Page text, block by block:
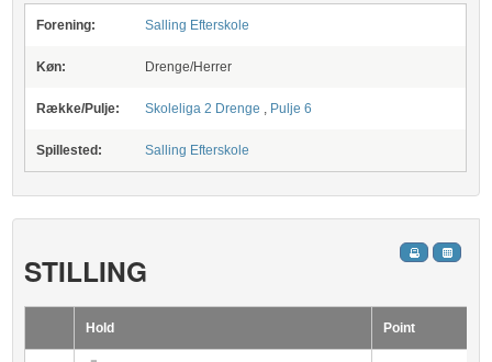
Forening: Salling Efterskole
Køn: Drenge/Herrer
Række/Pulje: Skoleliga 2 Drenge , Pulje 6
Spillested: Salling Efterskole
STILLING
Hold Point